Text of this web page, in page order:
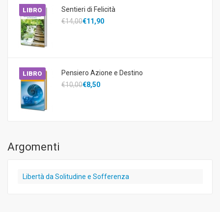
LIBRO
Sentieri di Felicità
€14,00€11,90
LIBRO
Pensiero Azione e Destino
€10,00€8,50
Argomenti
Libertà da Solitudine e Sofferenza